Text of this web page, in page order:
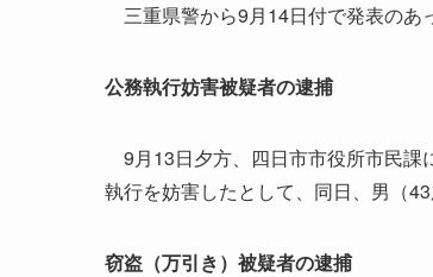
三重県警から9月14日付で発表のあ
公務執行妨害被疑者の逮捕
9月13日夕方、四日市市役所市民課
執行を妨害したとして、同日、男（
窃盗（万引き）被疑者の逮捕